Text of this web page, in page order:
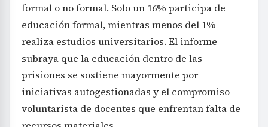
formal o no formal. Solo un 16% participa de
educación formal, mientras menos del 1%
realiza estudios universitarios. El informe
subraya que la educación dentro de las
prisiones se sostiene mayormente por
iniciativas autogestionadas y el compromiso
voluntarista de docentes que enfrentan falta de